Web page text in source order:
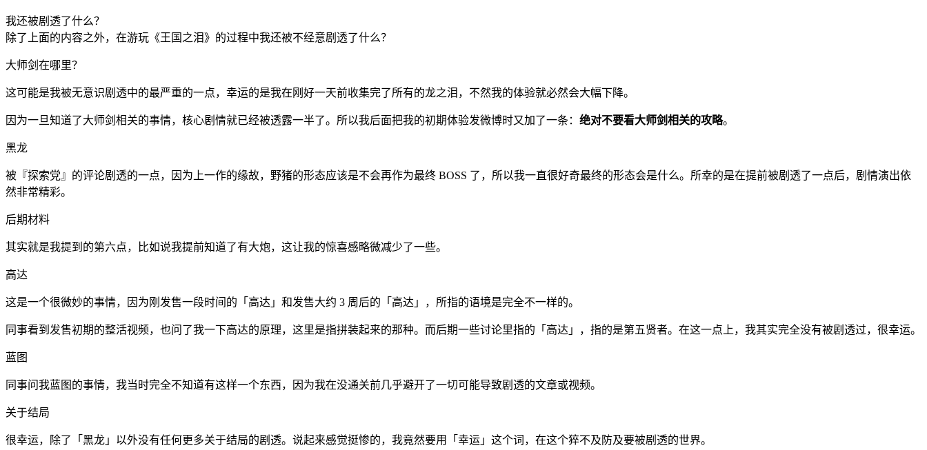
我还被剧透了什么？
除了上面的内容之外，在游玩《王国之泪》的过程中我还被不经意剧透了什么？
大师剑在哪里？
这可能是我被无意识剧透中的最严重的一点，幸运的是我在刚好一天前收集完了所有的龙之泪，不然我的体验就必然会大幅下降。
因为一旦知道了大师剑相关的事情，核心剧情就已经被透露一半了。所以我后面把我的初期体验发微博时又加了一条： 绝对不要看大师剑相关的攻略。
黑龙
被『探索党』的评论剧透的一点，因为上一作的缘故，野猪的形态应该是不会再作为最终 BOSS 了，所以我一直很好奇最终的形态会是什么。所幸的是在提前被剧透了一点后，剧情演出依
然非常精彩。
后期材料
其实就是我提到的第六点，比如说我提前知道了有大炮，这让我的惊喜感略微减少了一些。
高达
这是一个很微妙的事情，因为刚发售一段时间的「高达」和发售大约 3 周后的「高达」，所指的语境是完全不一样的。
同事看到发售初期的整活视频，也问了我一下高达的原理，这里是指拼装起来的那种。而后期一些讨论里指的「高达」，指的是第五贤者。在这一点上，我其实完全没有被剧透过，很幸运。
蓝图
同事问我蓝图的事情，我当时完全不知道有这样一个东西，因为我在没通关前几乎避开了一切可能导致剧透的文章或视频。
关于结局
很幸运，除了「黑龙」以外没有任何更多关于结局的剧透。说起来感觉挺惨的，我竟然要用「幸运」这个词，在这个猝不及防及要被剧透的世界。